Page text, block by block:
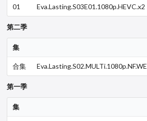
01
Eva.Lasting.S03E01.1080p.HEVC.x2
第二季
集
合集
Eva.Lasting.S02.MULTi.1080p.NF.WE
第一季
集